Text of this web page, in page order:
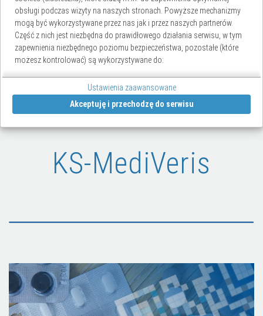
SPRAWDŹ
KS-MediVeris
obsługi podczas wizyty na naszych stronach. Powyższe mechanizmy
mogą być wykorzystywane przez nas jak i przez naszych partnerów.
Część z nich jest niezbędna do prawidłowego działania serwisu, w tym
zapewnienia niezbędnego poziomu bezpieczeństwa, pozostałe (które
możesz kontrolować) są wykorzystywane do:
obsługi dodatkowych funkcjonalności usprawniających
działanie naszych stron,
analizy tego, w jaki sposób korzystasz z naszej strony
udostępniania funkcji mediów społecznościowych.
przetwarzanie przez nas i naszych partnerów Twoich danych w
powyższych celach.
przetwarzanie Twoich danych tylko w niektórych celach. Jeżeli chcesz
Więcej informacji na temat wykorzystywania narzędzi zewnętrznych na
naszych stronach znajdziesz wPolityce cookies.
Ustawienia zaawansowane
Akceptuję i przechodzę do serwisu